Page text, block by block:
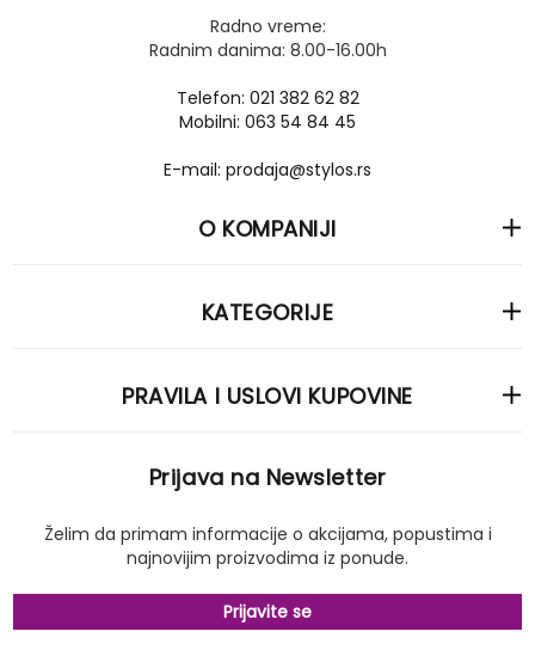
Radno vreme:
Radnim danima: 8.00-16.00h
Telefon: 021 382 62 82
Mobilni: 063 54 84 45
E-mail: prodaja@stylos.rs
O KOMPANIJI
KATEGORIJE
PRAVILA I USLOVI KUPOVINE
Prijava na Newsletter
Želim da primam informacije o akcijama, popustima i
najnovijim proizvodima iz ponude.
Prijavite se